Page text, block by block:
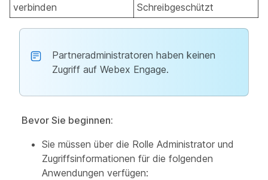
verbinden Schreibgeschützt
Partneradministratoren haben keinen
Zugriff auf Webex Engage.
Bevor Sie beginnen:
Sie müssen über die Rolle Administrator und
Zugriffsinformationen für die folgenden
Anwendungen verfügen: